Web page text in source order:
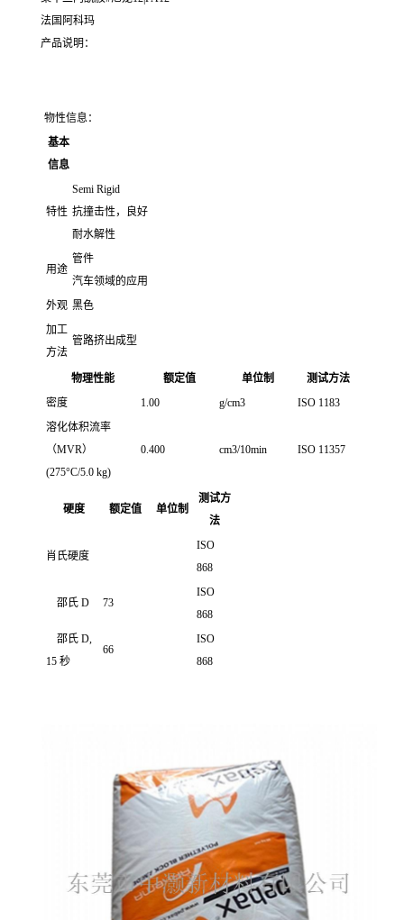
法国阿科玛
产品说明：
物性信息：
基本
信息
特性
Semi Rigid
抗撞击性，良好
耐水解性
用途
管件
汽车领域的应用
外观 黑色
加工
方法
管路挤出成型
物理性能 额定值 单位制
测试方法
密度
1.00 g/cm3
ISO 1183
溶化体积流率
（MVR）
(275°C/5.0 kg)
0.400 cm3/10min ISO 11357
硬度 额定值 单位制
测试方
法
肖氏硬度
ISO
868
邵氏 D 73
ISO
868
邵氏 D,
15 秒
66
ISO
868